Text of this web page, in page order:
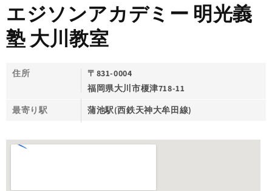
エジソンアカデミー 明光義
塾 大川教室
住所
〒831-0004
福岡県大川市榎津718-11
最寄り駅
蒲池駅(西鉄天神大牟田線)